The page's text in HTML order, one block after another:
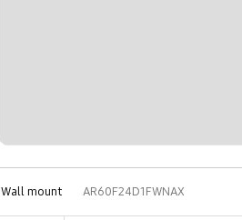
Wall mount AR60F24D1FWNAX